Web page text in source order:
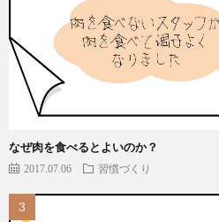
なぜ肉を食べるとよいのか？
2017.07.06 習慣づくり